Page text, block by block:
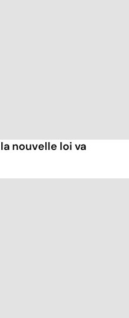
nouvelle loi va